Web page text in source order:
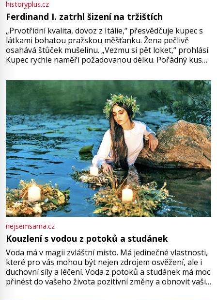
historyplus.cz
Ferdinand I. zatrhl šizení na tržištích
„Prvotřídní kvalita, dovoz z Itálie,“ přesvědčuje kupec s
látkami bohatou pražskou měšťanku. Žena pečlivě
osahává štůček mušelínu. „Vezmu si pět loket,“ prohlásí.
Kupec rychle naměří požadovanou délku. Pořádný kus
milostpaní. Stačí jenom na sukni,“ zhodnotí švadlena
množství růžového mušelínu. „Ošidili vás, podívejte.“
Vezme do ruky dřevěnou
nejsemsama.cz
Kouzlení s vodou z potoků a studánek
Voda má v magii zvláštní místo. Má jedinečné vlastnosti,
které pro vás mohou být nejen zdrojem osvěžení, ale i
duchovní síly a léčení. Voda z potoků a studánek má moc
přinést do vašeho života pozitivní změny a obnovit vaši